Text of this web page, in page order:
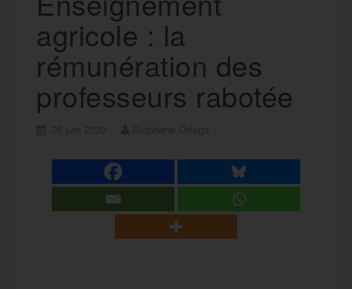
agricole : la
rémunération des
professeurs rabotée